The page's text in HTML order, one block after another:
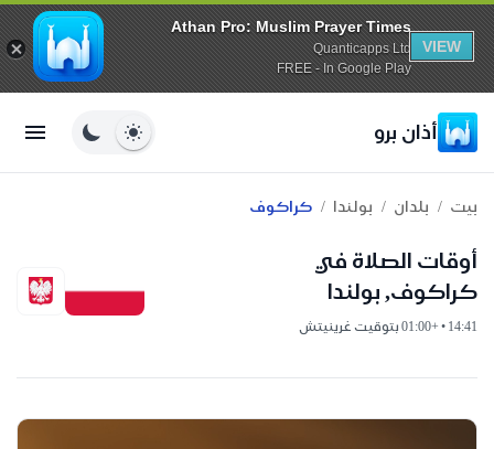
Athan Pro: Muslim Prayer Times
Quanticapps Ltd
FREE - In Google Play
VIEW
أذان برو
بيت / بلدان / بولندا / كراكوف
أوقات الصلاة في
كراكوف, بولندا
14:41 • +01:00 بتوقيت غرينيتش